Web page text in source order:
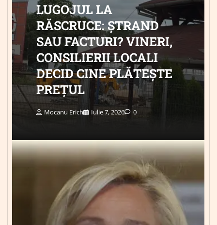
LUGOJUL LA
RĂSCRUCE: ȘTRAND
SAU FACTURI? VINERI,
CONSILIERII LOCALI
DECID CINE PLĂTEȘTE
PREȚUL
Mocanu Erich Iulie 7, 2026 0